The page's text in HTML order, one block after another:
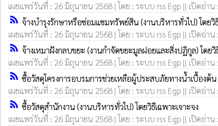
เผยแพร่วันที่ : 26 มิถุนายน 2568 | โดย : ระบบ rss Egp || เปิดอ่าน
rss_feed จ้างบำรุงรักษาหรือซ่อมแซมทรัพย์สิน (งานบริหารทั่วไป) โดยวิ
เผยแพร่วันที่ : 26 มิถุนายน 2568 | โดย : ระบบ rss Egp || เปิดอ่าน
rss_feed จ้างเหมาฝังกลบขยะ (งานกำจัดขยะมูลฝอยและสิ่งปฏิกูล) โดยวิ
เผยแพร่วันที่ : 26 มิถุนายน 2568 | โดย : ระบบ rss Egp || เปิดอ่าน
rss_feed ซื้อวัสดุโครงการอบรมการช่วยเหลือผู้ประสบภัยทางน้ำเบื้องต้น
เผยแพร่วันที่ : 26 มิถุนายน 2568 | โดย : ระบบ rss Egp || เปิดอ่าน
rss_feed ซื้อวัสดุสำนักงาน (งานบริหารทั่วไป) โดยวิธีเฉพาะเจาะจง
เผยแพร่วันที่ : 26 มิถุนายน 2568 | โดย : ระบบ rss Egp || เปิดอ่าน